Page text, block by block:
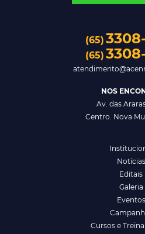
(65)
(65)
NOS
Av. das
Centro. Nova
Notícias
Editais
Galeria
Eventos
Cursos e